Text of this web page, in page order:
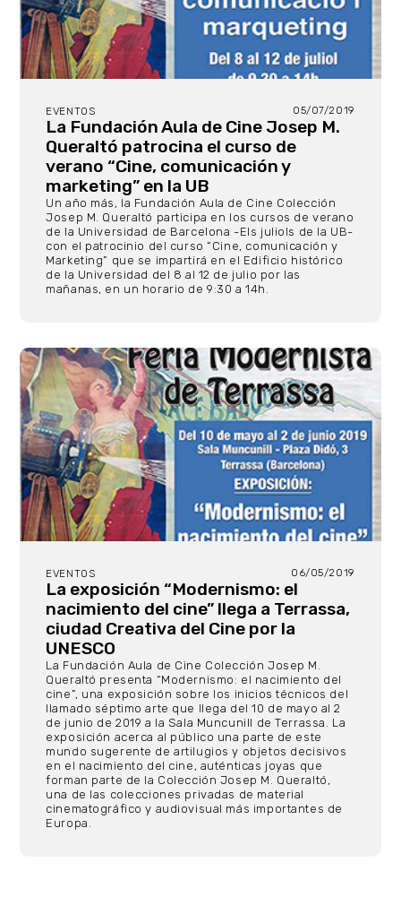
EVENTOS 05/07/2019
La Fundación Aula de Cine Josep M.
Queraltó patrocina el curso de
verano “Cine, comunicación y
marketing” en la UB
Un año más, la Fundación Aula de Cine Colección
Josep M. Queraltó participa en los cursos de verano
de la Universidad de Barcelona -Els juliols de la UB-
con el patrocinio del curso “Cine, comunicación y
Marketing” que se impartirá en el Edificio histórico
de la Universidad del 8 al 12 de julio por las
mañanas, en un horario de 9:30 a 14h.
EVENTOS 06/05/2019
La exposición “Modernismo: el
nacimiento del cine” llega a Terrassa,
ciudad Creativa del Cine por la
UNESCO
La Fundación Aula de Cine Colección Josep M.
Queraltó presenta “Modernismo: el nacimiento del
cine”, una exposición sobre los inicios técnicos del
llamado séptimo arte que llega del 10 de mayo al 2
de junio de 2019 a la Sala Muncunill de Terrassa. La
exposición acerca al público una parte de este
mundo sugerente de artilugios y objetos decisivos
en el nacimiento del cine, auténticas joyas que
forman parte de la Colección Josep M. Queraltó,
una de las colecciones privadas de material
cinematográfico y audiovisual más importantes de
Europa.